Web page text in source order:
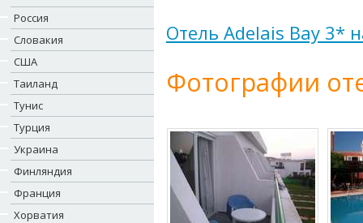
Россия
Словакия
США
Таиланд
Тунис
Турция
Украина
Финляндия
Франция
Хорватия
Отель Adelais Bay 3*
Фотографии